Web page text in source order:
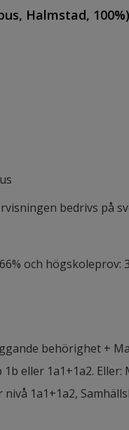
, Halmstad, 100%)
bedrivs på
och högskoleprov:
behörighet +
eller 1a1+1a2.
1a1+1a2,